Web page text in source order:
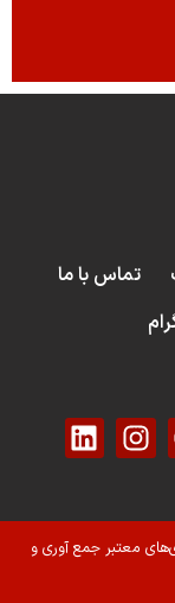
تماس با ما
معتبر جمع آوری و